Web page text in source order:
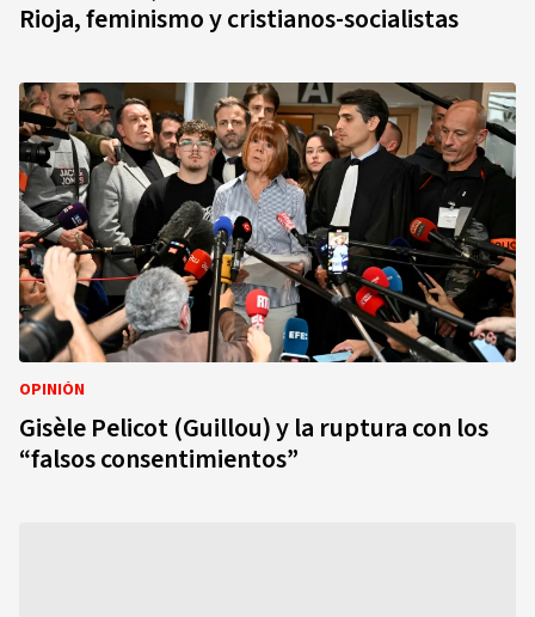
Rioja, feminismo y cristianos-socialistas
OPINIÓN
Gisèle Pelicot (Guillou) y la ruptura con los
“falsos consentimientos”